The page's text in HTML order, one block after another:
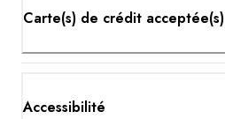
Carte(s) de crédit acceptée(s)
Accessibilité